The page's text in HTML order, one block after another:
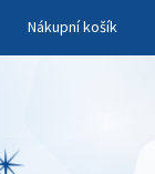
Nákupní košík